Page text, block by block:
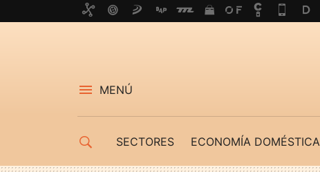
MENÚ
SECTORES ECONOMÍA DOMÉSTICA